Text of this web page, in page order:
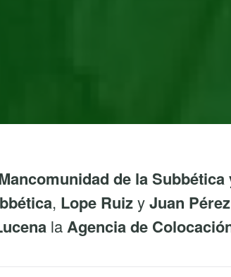
de la
, Lope RuizyJuan Pérez
laAgencia de